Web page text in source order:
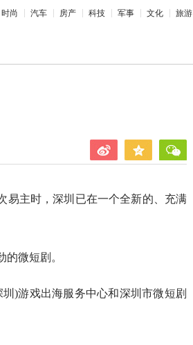
时尚 汽车 房产 科技 军事 文化 旅游
易主时，深圳已在一个全新的、充满
微短剧。
)游戏出海服务中心和深圳市微短剧